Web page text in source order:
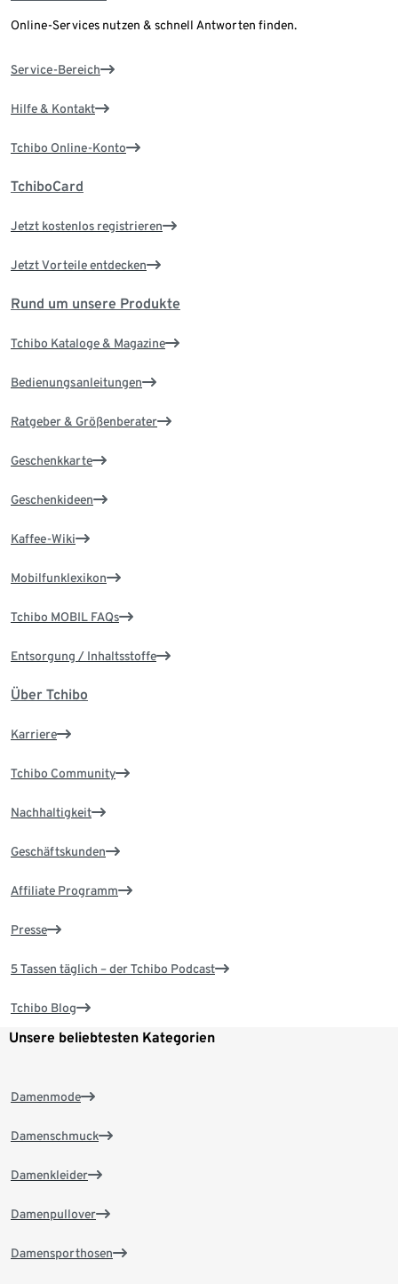
Online-Services nutzen & schnell Antworten finden.
Service-Bereich
Hilfe & Kontakt
Tchibo Online-Konto
TchiboCard
Jetzt kostenlos registrieren
Jetzt Vorteile entdecken
Rund um unsere Produkte
Tchibo Kataloge & Magazine
Bedienungsanleitungen
Ratgeber & Größenberater
Geschenkkarte
Geschenkideen
Kaffee-Wiki
Mobilfunklexikon
Tchibo MOBIL FAQs
Entsorgung / Inhaltsstoffe
Über Tchibo
Karriere
Tchibo Community
Nachhaltigkeit
Geschäftskunden
Affiliate Programm
Presse
5 Tassen täglich – der Tchibo Podcast
Tchibo Blog
Unsere beliebtesten Kategorien
Damenmode
Damenschmuck
Damenkleider
Damenpullover
Damensporthosen